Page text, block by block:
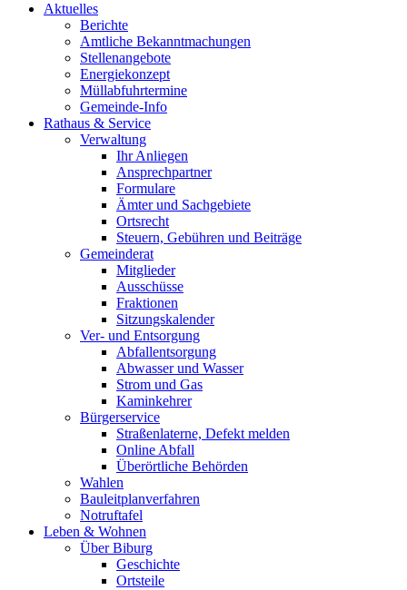
Aktuelles
Berichte
Amtliche Bekanntmachungen
Stellenangebote
Energiekonzept
Müllabfuhrtermine
Gemeinde-Info
Rathaus & Service
Verwaltung
Ihr Anliegen
Ansprechpartner
Formulare
Ämter und Sachgebiete
Ortsrecht
Steuern, Gebühren und Beiträge
Gemeinderat
Mitglieder
Ausschüsse
Fraktionen
Sitzungskalender
Ver- und Entsorgung
Abfallentsorgung
Abwasser und Wasser
Strom und Gas
Kaminkehrer
Bürgerservice
Straßenlaterne, Defekt melden
Online Abfall
Überörtliche Behörden
Wahlen
Bauleitplanverfahren
Notruftafel
Leben & Wohnen
Über Biburg
Geschichte
Ortsteile